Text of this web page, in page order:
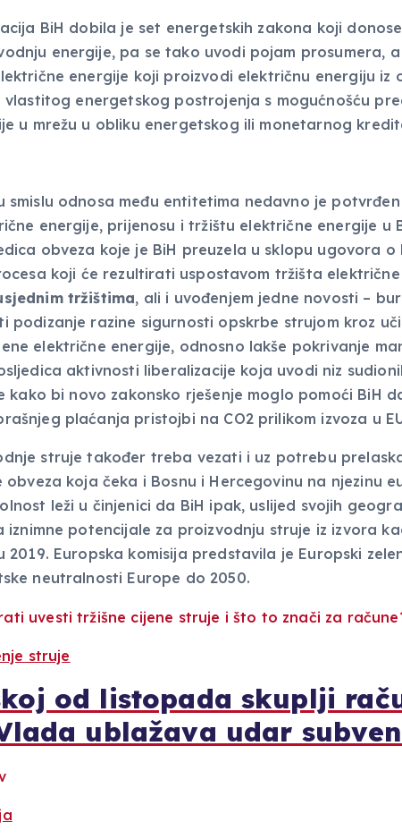
BiH dobila je set energetskih zakona koji
energije, pa se tako uvodi pojam prosumera,
energije koji proizvodi električnu energiju iz
energetskog postrojenja s mogućnošću
u mrežu u obliku energetskog ili monetarnog
smislu odnosa među entitetima nedavno je
energije, prijenosu i tržištu električne energije u
obveza koje je BiH preuzela u sklopu ugovora o
koji će rezultirati uspostavom tržišta
tržištima, ali i uvođenjem jedne novosti –
podizanje razine sigurnosti opskrbe strujom kroz
električne energije, odnosno lakše pokrivanje
aktivnosti liberalizacije koja uvodi niz
kako bi novo zakonsko rješenje moglo pomoći BiH
plaćanja pristojbi na CO2 prilikom izvoza u
struje također treba vezati i uz potrebu
obveza koja čeka i Bosnu i Hercegovinu na njezinu
leži u činjenici da BiH ipak, uslijed svojih
iznimne potencijale za proizvodnju struje iz izvora
2019. Europska komisija predstavila je Europski
neutralnosti Europe do 2050.
struje
od listopada skuplji
ublažava udar